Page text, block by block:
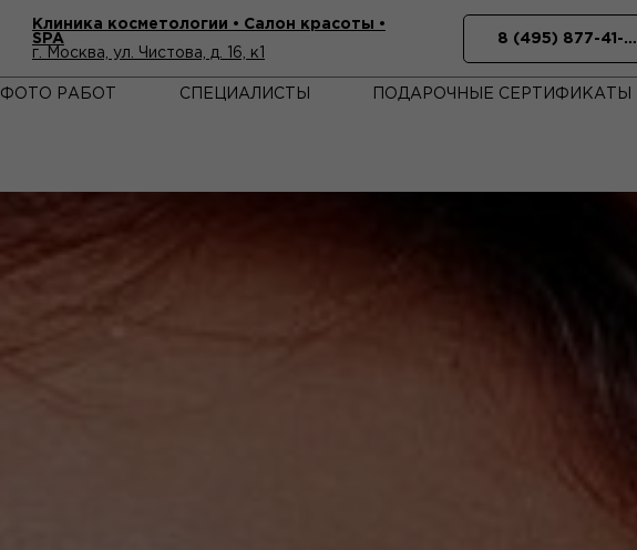
Клиника косметологии • Cалон красоты •
SPA
г. Москва, ул. Чистова, д. 16, к1
8 (495) 877-41-19
ФОТО РАБОТ СПЕЦИАЛИСТЫ ПОДАРОЧНЫЕ СЕРТИФИКАТЫ